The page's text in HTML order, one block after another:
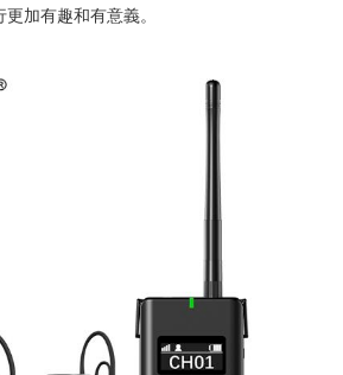
行更加有趣和有意義。